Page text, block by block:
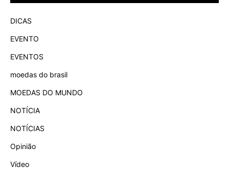
DICAS
EVENTO
EVENTOS
moedas do brasil
MOEDAS DO MUNDO
NOTÍCIA
NOTÍCIAS
Opinião
Vídeo